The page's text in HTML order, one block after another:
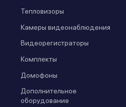
Тепловизоры
Камеры видеонаблюдения
Видеорегистраторы
Комплекты
Домофоны
Дополнительное
оборудование